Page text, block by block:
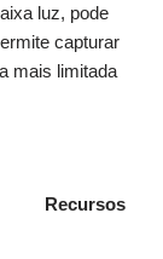
luz, pode
capturar
mais limitada
Recursos